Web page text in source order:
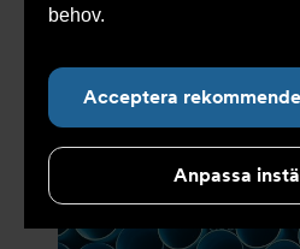
behov.
Acceptera
Anpassa